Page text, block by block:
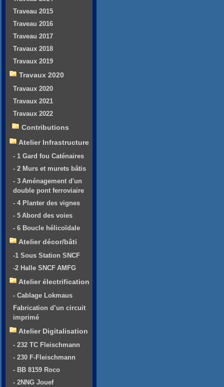
Traveau 2015
Traveau 2016
Traveau 2017
Travaux 2018
Travaux 2019
Travaux 2020
Travaux 2020
Travaux 2021
Travaux 2022
Contributions
Atelier Infrastructure
- 1 Gard fou Caténaires
- 2 Murs et murets bâtis
- 3 Aménagement d'un
double pont ferroviaire
- 4 Planter des vignes
- 5 Abord des voies
- 6 Boucle hélicoïdale
Atelier décor/bâti
-1 Sous Station SNCF
-2 Halle SNCF AMFG
Atelier électrification
- Cablage Lokmaus
Fabrication d’un circuit
imprimé
Atelier Digitalisation
- 232 TC Fleischmann
- 230 F-Fleischmann
- BB 8159 Roco
- 2NNG Jouef